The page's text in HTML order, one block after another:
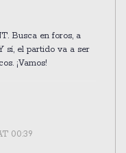
Busca en foros, a
sí, el partido va a ser
¡Vamos!
00:39